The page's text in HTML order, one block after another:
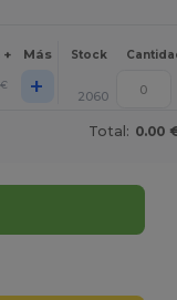
+ Más Stock
€ + 2060
Total: 0.00